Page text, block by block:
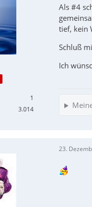
1
3.014
Als #4
tief, kein
Schluß
Ich
23.